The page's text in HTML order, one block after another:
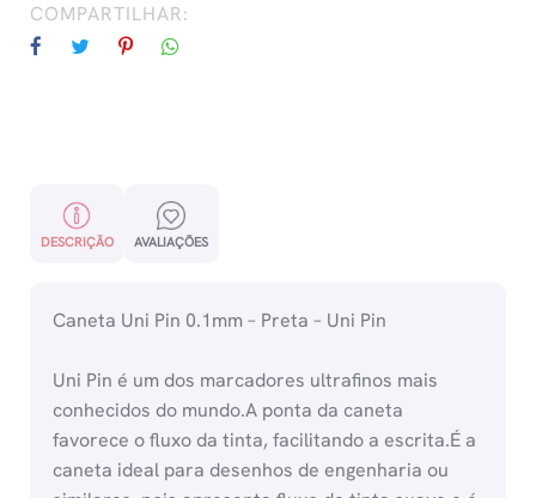
COMPARTILHAR:
DESCRIÇÃO AVALIAÇÕES
Caneta Uni Pin 0.1mm – Preta – Uni Pin
Uni Pin é um dos marcadores ultrafinos mais
conhecidos do mundo.A ponta da caneta
favorece o fluxo da tinta, facilitando a escrita.É a
caneta ideal para desenhos de engenharia ou